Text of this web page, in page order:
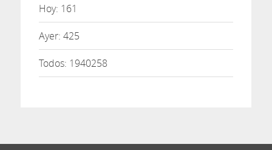
Hoy: 161
Ayer: 425
Todos: 1940258